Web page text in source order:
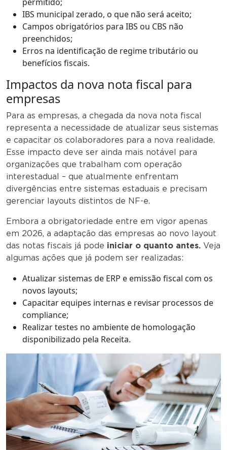
IBS municipal zerado, o que não será aceito;
Campos obrigatórios para IBS ou CBS não
preenchidos;
Erros na identificação de regime tributário ou
benefícios fiscais.
Impactos da nova nota fiscal para
empresas
Para as empresas, a chegada da nova nota fiscal
representa a necessidade de atualizar seus sistemas
e capacitar os colaboradores para a nova realidade.
Esse impacto deve ser ainda mais notável para
organizações que trabalham com operação
interestadual – que atualmente enfrentam
divergências entre sistemas estaduais e precisam
gerenciar layouts distintos de NF-e.
Embora a obrigatoriedade entre em vigor apenas
em 2026, a adaptação das empresas ao novo layout
das notas fiscais já pode iniciar o quanto antes. Veja
algumas ações que já podem ser realizadas:
Atualizar sistemas de ERP e emissão fiscal com os
novos layouts;
Capacitar equipes internas e revisar processos de
compliance;
Realizar testes no ambiente de homologação
disponibilizado pela Receita.